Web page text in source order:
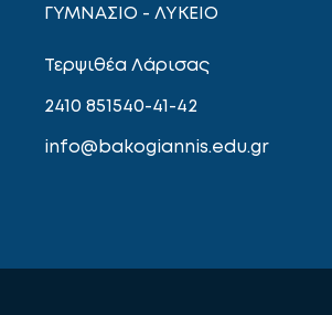
ΓΥΜΝΑΣΙΟ - ΛΥΚΕΙΟ
Τερψιθέα Λάρισας
2410 851540-41-42
info@bakogiannis.edu.gr